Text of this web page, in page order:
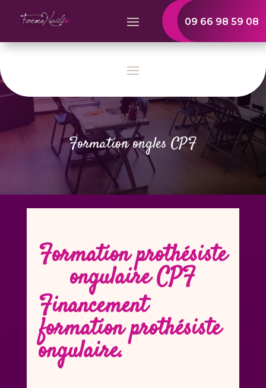
09 66 98 59 08
Formation ongles CPF
Formation prothésiste
ongulaire CPF
Financement
formation prothésiste
ongulaire.